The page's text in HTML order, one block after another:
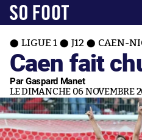
LIGUE 1 J12 CAEN-
Caen fait
Par Gaspard Manet
LE DIMANCHE 06 NOVEMBRE